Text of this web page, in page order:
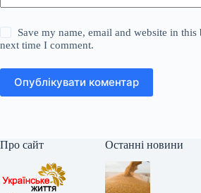
Save my name, email and website in this
next time I comment.
Опублікувати коментар
Про сайт Останні новини